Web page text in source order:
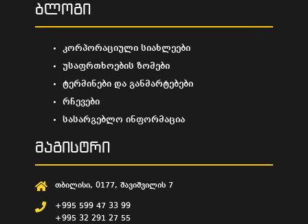
ბლოგი
კორპორაციული სიახლეები
უსაფრთხოების ზომები
ტერმინები და განმარტებები
რჩევები
სასარგებლო ინფორმაცია
მაგისტრი
თბილისი, 0177, შავიშვილის 7
+995 599 47 33 99
+995 32 291 27 55